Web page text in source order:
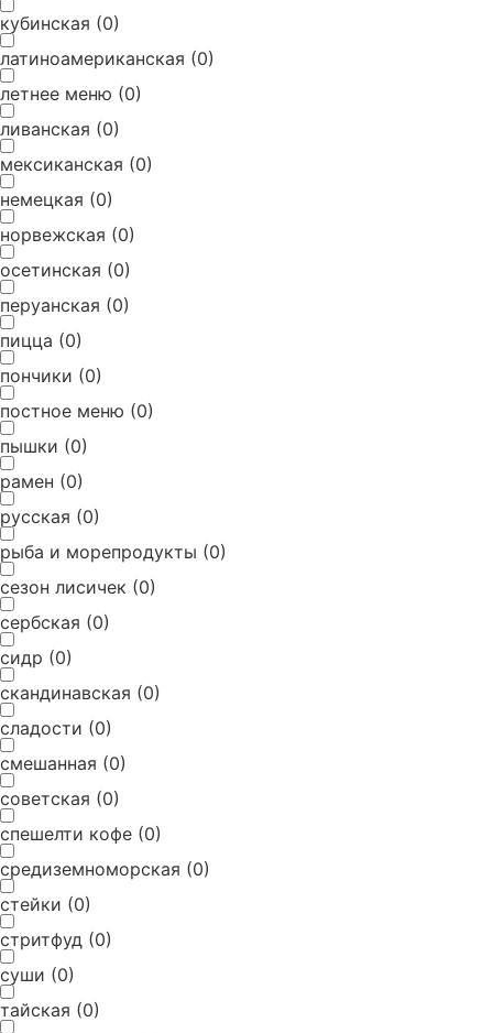
кубинская (0)
латиноамериканская (0)
летнее меню (0)
ливанская (0)
мексиканская (0)
немецкая (0)
норвежская (0)
осетинская (0)
перуанская (0)
пицца (0)
пончики (0)
постное меню (0)
пышки (0)
рамен (0)
русская (0)
рыба и морепродукты (0)
сезон лисичек (0)
сербская (0)
сидр (0)
скандинавская (0)
сладости (0)
смешанная (0)
советская (0)
спешелти кофе (0)
средиземноморская (0)
стейки (0)
стритфуд (0)
суши (0)
тайская (0)